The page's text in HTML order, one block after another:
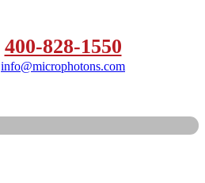
400-828-1550
info@microphotons.com